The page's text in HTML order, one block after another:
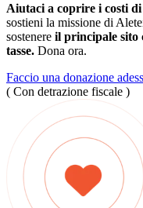
Aiutaci a coprire i costi
sostieni la missione di
sostenere il principale sito
tasse. Dona ora.
Faccio una donazione
( Con detrazione fiscale )